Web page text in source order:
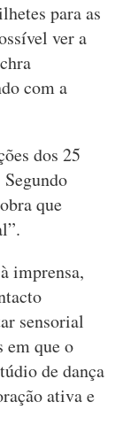
para as
ver a
com a
dos 25
que
imprensa,
sensorial
em que o
de dança
ativa e